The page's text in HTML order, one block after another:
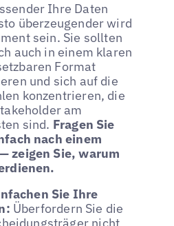
Ihre Daten
überzeugender wird
sein. Sie sollten
auch in einem klaren
Format
und sich auf die
konzentrieren, die
am
sind. Fragen Sie
nach einem
zeigen Sie, warum
Sie Ihre
Überfordern Sie die